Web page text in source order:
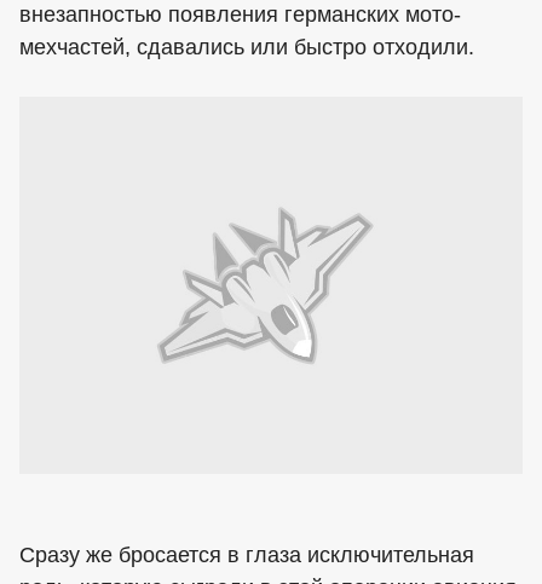
внезапностью появления германских мото-
мехчастей, сдавались или быстро отходили.
Сразу же бросается в глаза исключительная